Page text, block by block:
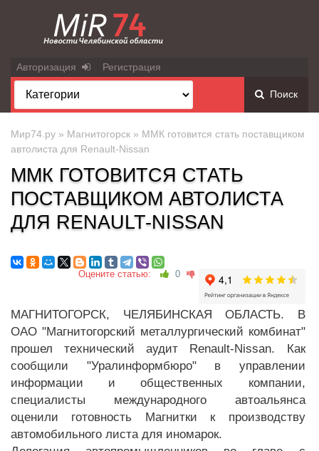
Авторизация Регистрация
Поиск
Мир74.ру » Магнитогорск » ММК готовится стать поставщиком
автолиста для Renault-Nissan
ММК ГОТОВИТСЯ СТАТЬ
ПОСТАВЩИКОМ АВТОЛИСТА
ДЛЯ RENAULT-NISSAN
Оцените статью: 0
МАГНИТОГОРСК, ЧЕЛЯБИНСКАЯ ОБЛАСТЬ. В
ОАО "Магнитогорский металлургический комбинат"
прошел технический аудит Renault-Nissan. Как
сообщили "Уралинформбюро" в управлении
информации и общественных компании,
специалисты международного автоальянса
оценили готовность Магнитки к производству
автомобильного листа для иномарок.